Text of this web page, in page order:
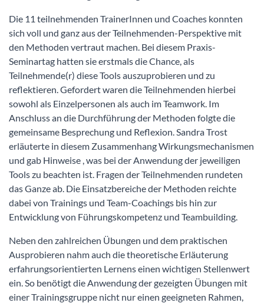
Die 11 teilnehmenden TrainerInnen und Coaches konnten
sich voll und ganz aus der Teilnehmenden-Perspektive mit
den Methoden vertraut machen. Bei diesem Praxis-
Seminartag hatten sie erstmals die Chance, als
Teilnehmende(r) diese Tools auszuprobieren und zu
reflektieren. Gefordert waren die Teilnehmenden hierbei
sowohl als Einzelpersonen als auch im Teamwork. Im
Anschluss an die Durchführung der Methoden folgte die
gemeinsame Besprechung und Reflexion. Sandra Trost
erläuterte in diesem Zusammenhang Wirkungsmechanismen
und gab Hinweise , was bei der Anwendung der jeweiligen
Tools zu beachten ist. Fragen der Teilnehmenden rundeten
das Ganze ab. Die Einsatzbereiche der Methoden reichte
dabei von Trainings und Team-Coachings bis hin zur
Entwicklung von Führungskompetenz und Teambuilding.
Neben den zahlreichen Übungen und dem praktischen
Ausprobieren nahm auch die theoretische Erläuterung
erfahrungsorientierten Lernens einen wichtigen Stellenwert
ein. So benötigt die Anwendung der gezeigten Übungen mit
einer Trainingsgruppe nicht nur einen geeigneten Rahmen,